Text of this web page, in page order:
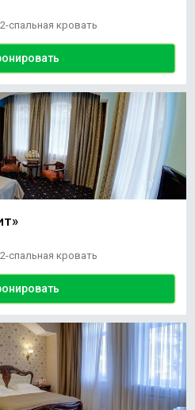
2-спальная кровать
2-спальная кровать